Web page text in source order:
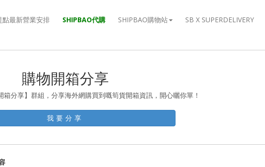
點最新營業安排 SHIPBAO代購 SHIPBAO購物站 SB X SUPERDELIVERY
購物開箱分享
分享】群組，分享海外網購買到嘅筍貨開箱資訊，開心曬你單！
我要分享